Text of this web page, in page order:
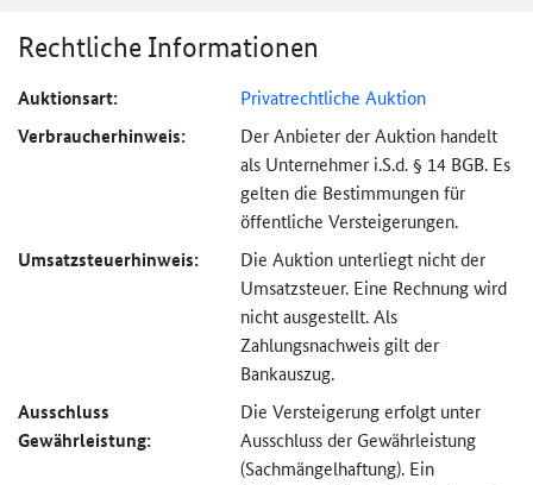
Rechtliche Informationen
Auktionsart: Privatrechtliche Auktion
Verbraucher­hinweis:
Der Anbieter der Auktion handelt
als Unternehmer i.S.d. § 14 BGB. Es
gelten die Bestimmungen für
öffentliche Versteigerungen.
Umsatzsteuer­hinweis:
Die Auktion unterliegt nicht der
Umsatzsteuer. Eine Rechnung wird
nicht ausgestellt. Als
Zahlungsnachweis gilt der
Bankauszug.
Ausschluss
Gewährleistung:
Die Versteigerung erfolgt unter
Ausschluss der Gewährleistung
(Sachmängel­haftung). Ein